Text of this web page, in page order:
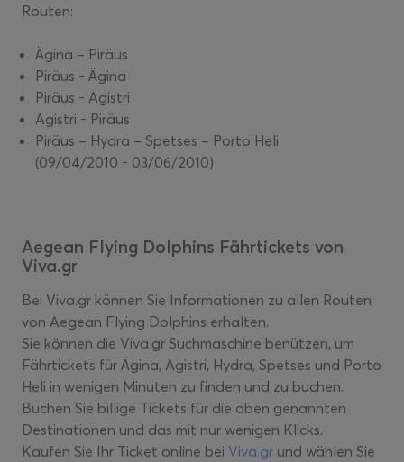
Routen:
Ägina – Piräus
Piräus - Ägina
Piräus - Agistri
Agistri - Piräus
Piräus – Hydra – Spetses – Porto Heli
(09/04/2010 - 03/06/2010)
Aegean Flying Dolphins Fährtickets von
Viva.gr
Bei Viva.gr können Sie Informationen zu allen Routen
von Aegean Flying Dolphins erhalten.
Sie können die Viva.gr Suchmaschine benützen, um
Fährtickets für Ägina, Agistri, Hydra, Spetses und Porto
Heli in wenigen Minuten zu finden und zu buchen.
Buchen Sie billige Tickets für die oben genannten
Destinationen und das mit nur wenigen Klicks.
Kaufen Sie Ihr Ticket online bei Viva.gr und wählen Sie